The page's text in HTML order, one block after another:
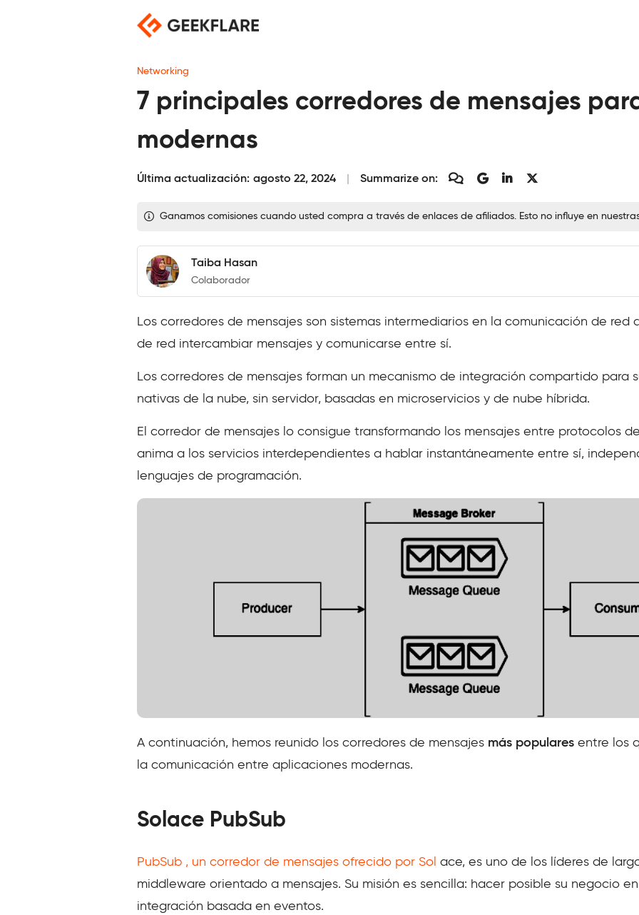
Networking
7 principales corredores de mensajes
modernas
Última actualización: agosto 22, 2024 Summarize on:
Ganamos comisiones cuando usted compra a través de enlaces de afiliados. Esto no influye en
Taiba Hasan
Colaborador
Los corredores de mensajes son sistemas intermediarios en la comunicación de red
de red intercambiar mensajes y comunicarse entre sí.
Los corredores de mensajes forman un mecanismo de integración compartido para
nativas de la nube, sin servidor, basadas en microservicios y de nube híbrida.
El corredor de mensajes lo consigue transformando los mensajes entre protocolos
anima a los servicios interdependientes a hablar instantáneamente entre sí,
lenguajes de programación.
A continuación, hemos reunido los corredores de mensajes más populares entre los
la comunicación entre aplicaciones modernas.
Solace PubSub
PubSub , un corredor de mensajes ofrecido por Sol ace, es uno de los líderes de
middleware orientado a mensajes. Su misión es sencilla: hacer posible su negocio
integración basada en eventos.